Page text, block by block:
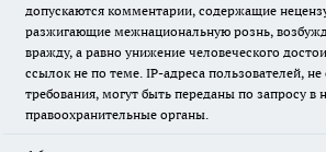
допускаются комментарии, содержащие
разжигающие межнациональную рознь,
вражду, а равно унижение человеческого
ссылок не по теме. IP-адреса пользователей,
требования, могут быть переданы по запросу в
правоохранительные органы.